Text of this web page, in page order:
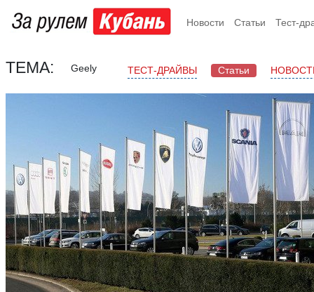
Новости Статьи Тест-
ТЕМА: Geely ТЕСТ-ДРАЙВЫ Статьи